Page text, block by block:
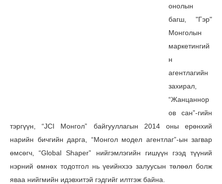
онолын
багш, "Гэр"
Монголын
маркетингий
н
агентлагийн
захирал,
“Жанцаннор
ов сан”-гийн
тэргүүн, “JCI Монгол” байгууллагын 2014 оны ерөнхий
нарийн бичгийн дарга, “Монгол модел агентлаг”-ын загвар
өмсөгч, “Global Shaper” нийгэмлэгийн гишүүн гээд түүний
нэрний өмнөх тодотгол нь үеийнхээ залуусын төлөөл болж
яваа нийгмийн идэвхитэй гэдгийг илтгэж байна.